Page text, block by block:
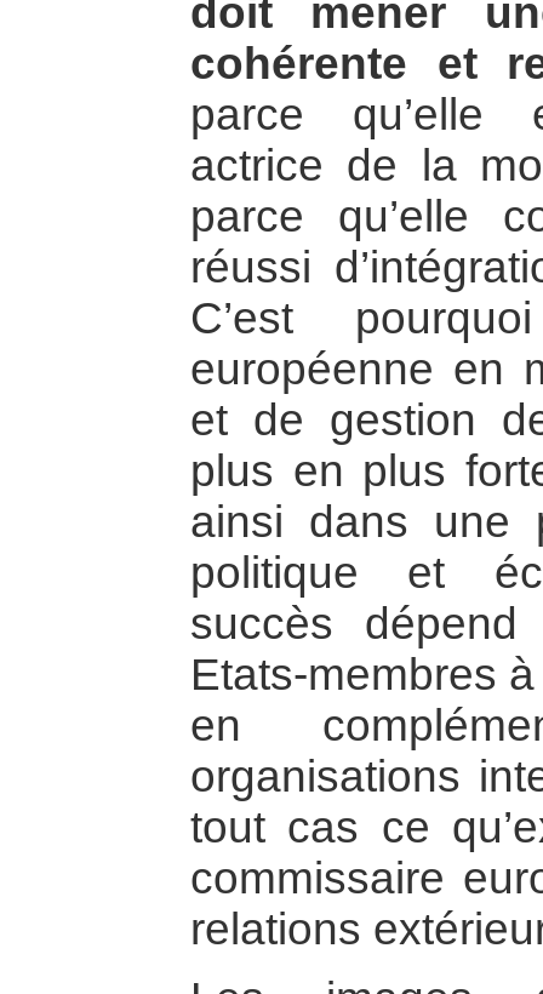
doit mener
cohérente et
parce qu’elle
actrice de la
parce qu’elle
réussi
C’est
européenne en
et de gestion
plus en plus
ainsi dans une
politique et
succès
Etats-membres
en
organisations
tout cas ce
commissaire
relations